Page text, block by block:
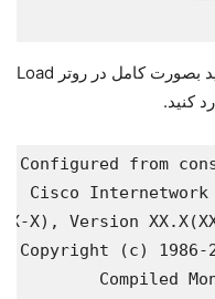
7- برای اینکه مطمئن شوید Image جدید بصورت کامل در روتر Load